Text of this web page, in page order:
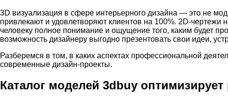
3D визуализация в сфере интерьерного дизайна — это не
привлекают и удовлетворяют клиентов на 100%. 2D-
человеку полное понимание и ощущение того, каким будет
возможность дизайнеру выгодно презентовать свои идеи,
Разберемся в том, в каких аспектах профессиональной
современные дизайн-проекты.
Каталог моделей 3dbuy